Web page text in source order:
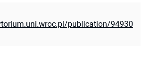
publication/94930